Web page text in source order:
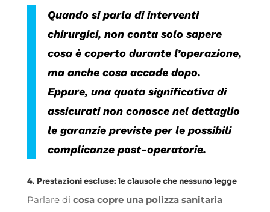
Quando si parla di interventi
chirurgici, non conta solo sapere
cosa è coperto durante l’operazione,
ma anche cosa accade dopo.
Eppure, una quota significativa di
assicurati non conosce nel dettaglio
le garanzie previste per le possibili
complicanze post-operatorie.
4. Prestazioni escluse: le clausole che nessuno legge
Parlare di cosa copre una polizza sanitaria